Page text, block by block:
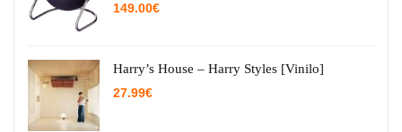
149.00€
Harry’s House – Harry Styles [Vinilo]
27.99€